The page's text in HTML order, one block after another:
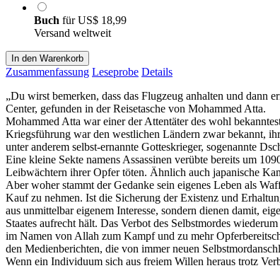
Buch fürUS$ 18,99
Versand weltweit
In den Warenkorb
Zusammenfassung Leseprobe Details
„Du wirst bemerken, dass das Flugzeug anhalten und
Center, gefunden in der Reisetasche von Mohammed Atta.
Mohammed Atta war einer der Attentäter des wohl
Kriegsführung war den westlichen Ländern zwar bekannt,
unter anderem selbst-ernannte Gotteskrieger, sogenannte
Eine kleine Sekte namens Assassinen verübte bereits um
Leibwächtern ihrer Opfer töten. Ähnlich auch japanische
Aber woher stammt der Gedanke sein eigenes Leben als
Kauf zu nehmen. Ist die Sicherung der Existenz und
aus unmittelbar eigenem Interesse, sondern dienen damit,
Staates aufrecht hält. Das Verbot des Selbstmordes
im Namen von Allah zum Kampf und zu mehr
den Medienberichten, die von immer neuen
Wenn ein Individuum sich aus freiem Willen heraus trotz